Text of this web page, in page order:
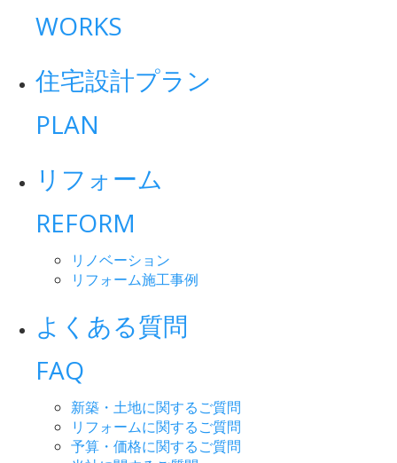
WORKS
住宅設計プラン
PLAN
リフォーム
REFORM
リノベーション
リフォーム施工事例
よくある質問
FAQ
新築・土地に関するご質問
リフォームに関するご質問
予算・価格に関するご質問